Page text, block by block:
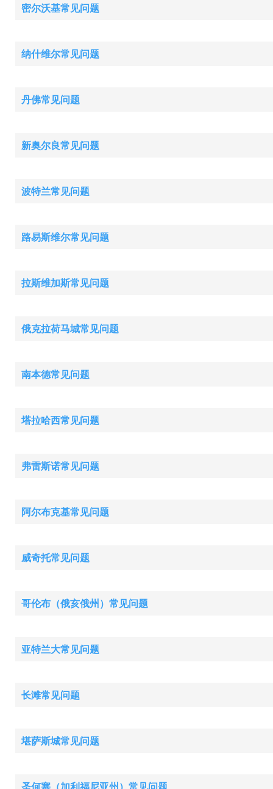
密尔沃基常见问题
纳什维尔常见问题
丹佛常见问题
新奥尔良常见问题
波特兰常见问题
路易斯维尔常见问题
拉斯维加斯常见问题
俄克拉荷马城常见问题
南本德常见问题
塔拉哈西常见问题
弗雷斯诺常见问题
阿尔布克基常见问题
威奇托常见问题
哥伦布（俄亥俄州）常见问题
亚特兰大常见问题
长滩常见问题
堪萨斯城常见问题